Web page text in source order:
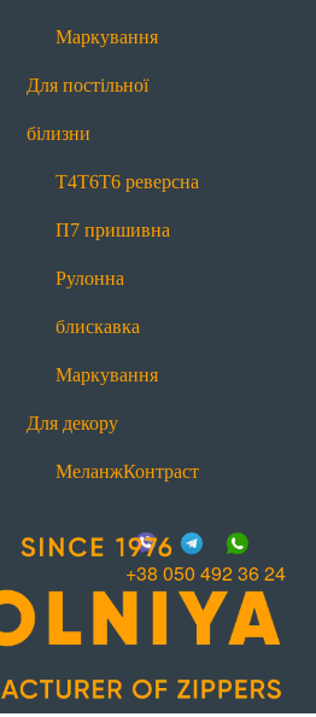
Маркування
Для постільної
білизни
Т4Т6Т6 реверсна
П7 пришивна
Рулонна
блискавка
Маркування
Для декору
МеланжКонтраст
+38 050 492 36 24
Виробництво